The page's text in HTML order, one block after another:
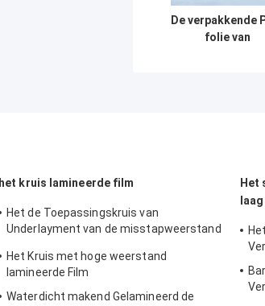
De verpakkende
folie van
het kruis lamineerde film
Het de Toepassingskruis van
Underlayment van de misstapweerstand
Het Kruis met hoge weerstand
lamineerde Film
Waterdicht makend Gelamineerd de
Het
laag